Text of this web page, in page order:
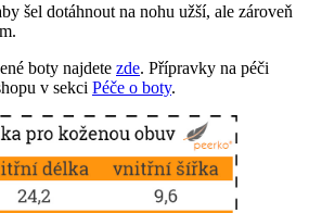
šel dotáhnout na nohu užší, ale zároveň
boty najdete zde. Přípravky na péči
v sekci Péče o boty.